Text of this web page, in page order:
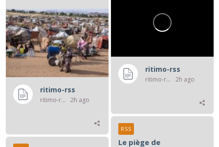
ritimo-rss
ritimo-rss 2h ago
ritimo-rss
ritimo-rss 2h ago
Le piège de
RSS